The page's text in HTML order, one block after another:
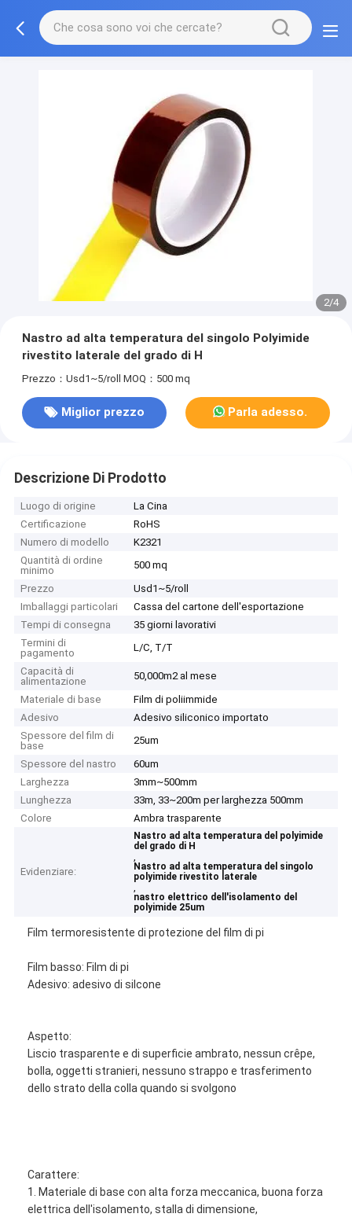
2/4
Nastro ad alta temperatura del singolo Polyimide
rivestito laterale del grado di H
Prezzo：Usd1~5/roll MOQ：500 mq
Miglior prezzo Parla adesso.
Descrizione Di Prodotto
Luogo di origine
La Cina
Certificazione
RoHS
Numero di modello
K2321
Quantità di ordine
minimo
500 mq
Prezzo
Usd1~5/roll
Imballaggi particolari
Cassa del cartone dell'esportazione
Tempi di consegna
35 giorni lavorativi
Termini di
pagamento
L/C, T/T
Capacità di
alimentazione
50,000m2 al mese
Materiale di base
Film di poliimmide
Adesivo
Adesivo siliconico importato
Spessore del film di
base
25um
Spessore del nastro
60um
Larghezza
3mm~500mm
Lunghezza
33m, 33~200m per larghezza 500mm
Colore
Ambra trasparente
Evidenziare:
Nastro ad alta temperatura del polyimide
del grado di H
,
Nastro ad alta temperatura del singolo
polyimide rivestito laterale
,
nastro elettrico dell'isolamento del
polyimide 25um
Film termoresistente di protezione del film di pi
Film basso: Film di pi
Adesivo: adesivo di silcone
Aspetto:
Liscio trasparente e di superficie ambrato, nessun crêpe,
bolla, oggetti stranieri, nessuno strappo e trasferimento
dello strato della colla quando si svolgono
Carattere:
1. Materiale di base con alta forza meccanica, buona forza
elettrica dell'isolamento, stalla di dimensione,